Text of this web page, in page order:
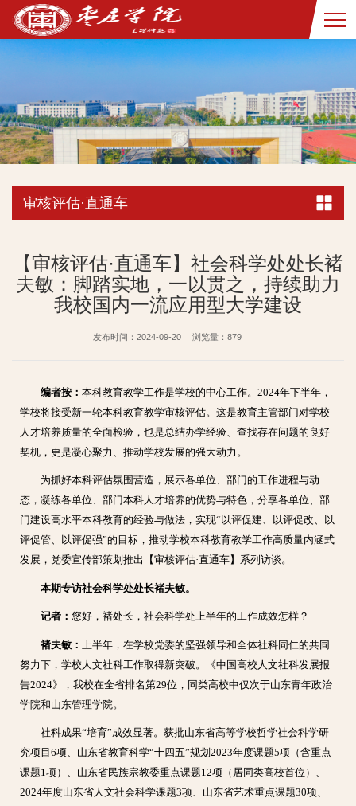
审核评估·直通车
【审核评估·直通车】社会科学处处长褚
夫敏：脚踏实地，一以贯之，持续助力
我校国内一流应用型大学建设
发布时间：2024-09-20 浏览量： 879
编者按： 本科教育教学工作是学校的中心工作。2024年下半年，
学校将接受新一轮本科教育教学审核评估。这是教育主管部门对学校
人才培养质量的全面检验，也是总结办学经验、查找存在问题的良好
契机，更是凝心聚力、推动学校发展的强大动力。
为抓好本科评估氛围营造，展示各单位、部门的工作进程与动
态，凝练各单位、部门本科人才培养的优势与特色，分享各单位、部
门建设高水平本科教育的经验与做法，实现“以评促建、以评促改、以
评促管、以评促强”的目标，推动学校本科教育教学工作高质量内涵式
发展，党委宣传部策划推出【审核评估·直通车】系列访谈。
本期专访社会科学处处长褚夫敏。
记者： 您好，褚处长，社会科学处上半年的工作成效怎样？
褚夫敏：
上半年，在学校党委的坚强领导和全体社科同仁的共同
努力下，学校人文社科工作取得新突破。《中国高校人文社科发展报
告2024》，我校在全省排名第29位，同类高校中仅次于山东青年政治
学院和山东管理学院。
社科成果“培育”成效显著。获批山东省高等学校哲学社会科学研
究项目6项、山东省教育科学“十四五”规划2023年度课题5项（含重点
课题1项）、山东省民族宗教委重点课题12项（居同类高校首位）、
2024年度山东省人文社会科学课题3项、山东省艺术重点课题30项、